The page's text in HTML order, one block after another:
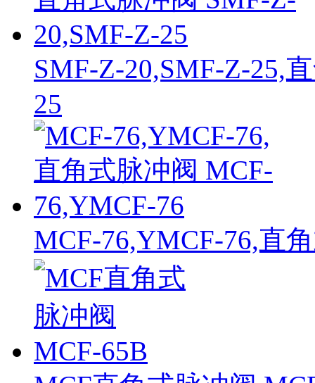
SMF-Z-20,SMF-Z-25,
25
MCF-76,YMCF-76,直